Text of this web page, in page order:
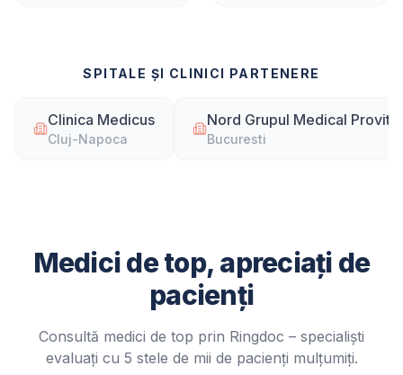
SPITALE ȘI CLINICI PARTENERE
Clinica Medicus
Cluj-Napoca
Nord Grupul Medical Provita
Bucuresti
Medici de top, apreciați de
pacienți
Consultă medici de top prin Ringdoc – specialiști
evaluați cu 5 stele de mii de pacienți mulțumiți.